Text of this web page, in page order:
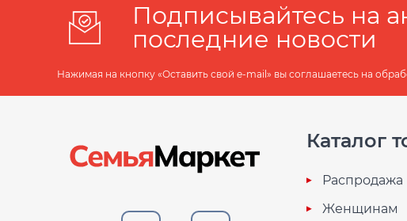
Подписывайтесь на
последние новости
Нажимая на кнопку «Оставить свой e-mail» вы соглашаетесь на
Каталог
Распродажа
Женщинам